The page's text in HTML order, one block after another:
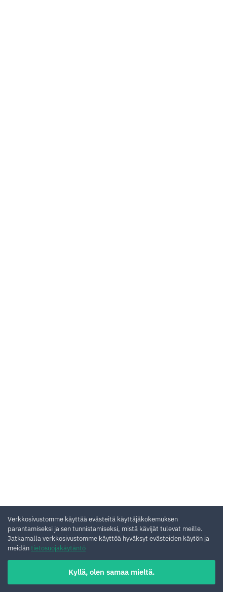
Verkkosivustomme käyttää evästeitä käyttäjäkokemuksen
parantamiseksi ja sen tunnistamiseksi, mistä kävijät tulevat meille.
Jatkamalla verkkosivustomme käyttöä hyväksyt evästeiden käytön ja
meidäntietosuojakäytäntö
Kyllä, olen samaa mieltä.